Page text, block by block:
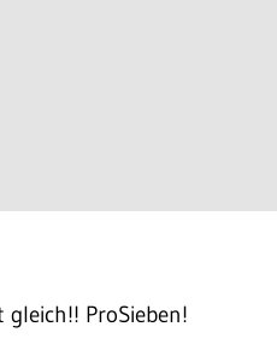
gleich!! ProSieben!